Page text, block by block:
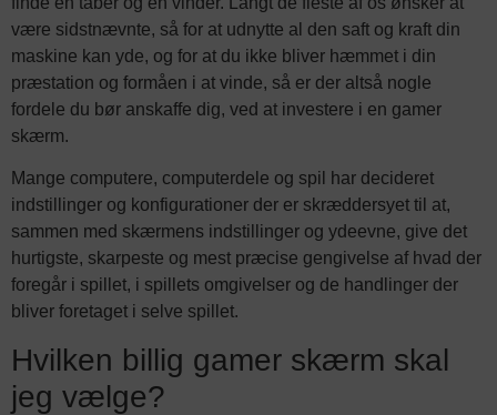
være sidstnævnte, så for at udnytte al den saft og kraft din
maskine kan yde, og for at du ikke bliver hæmmet i din
præstation og formåen i at vinde, så er der altså nogle
fordele du bør anskaffe dig, ved at investere i en gamer
skærm.
Mange computere, computerdele og spil har decideret
indstillinger og konfigurationer der er skræddersyet til at,
sammen med skærmens indstillinger og ydeevne, give det
hurtigste, skarpeste og mest præcise gengivelse af hvad der
foregår i spillet, i spillets omgivelser og de handlinger der
bliver foretaget i selve spillet.
Hvilken billig gamer skærm skal
jeg vælge?